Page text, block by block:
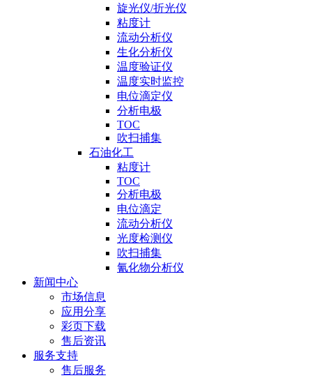
旋光仪/折光仪
粘度计
流动分析仪
生化分析仪
温度验证仪
温度实时监控
电位滴定仪
分析电极
TOC
吹扫捕集
石油化工
粘度计
TOC
分析电极
电位滴定
流动分析仪
光度检测仪
吹扫捕集
氰化物分析仪
新闻中心
市场信息
应用分享
彩页下载
售后资讯
服务支持
售后服务